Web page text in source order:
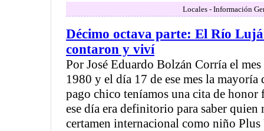
Locales - Información
Décimo octava parte: El Río
contaron y viví
Por José Eduardo Bolzán Corría el mes
1980 y el día 17 de ese mes la mayoría
pago chico teníamos una cita de honor
ese día era definitorio para saber quien
certamen internacional como niño